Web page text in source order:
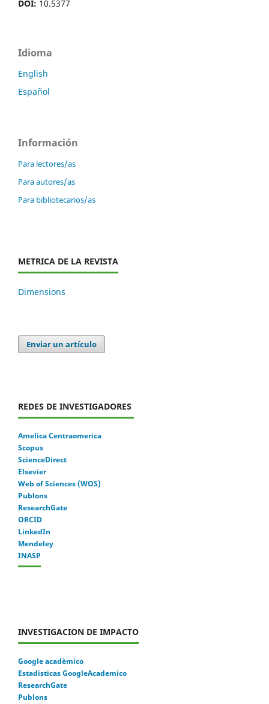
DOI: 10.5377
Idioma
English
Español
Información
Para lectores/as
Para autores/as
Para bibliotecarios/as
METRICA DE LA REVISTA
Dimensions
Enviar un artículo
REDES DE INVESTIGADORES
Amelica Centraomerica
Scopus
ScienceDirect
Elsevier
Web of Sciences (WOS)
Publons
ResearchGate
ORCID
LinkedIn
Mendeley
INASP
INVESTIGACION DE IMPACTO
Google acadèmico
Estadisticas GoogleAcademico
ResearchGate
Publons